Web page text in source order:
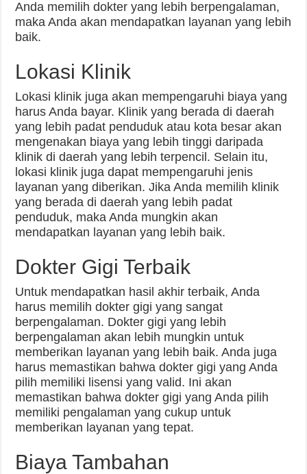
Anda memilih dokter yang lebih berpengalaman,
maka Anda akan mendapatkan layanan yang lebih
baik.
Lokasi Klinik
Lokasi klinik juga akan mempengaruhi biaya yang
harus Anda bayar. Klinik yang berada di daerah
yang lebih padat penduduk atau kota besar akan
mengenakan biaya yang lebih tinggi daripada
klinik di daerah yang lebih terpencil. Selain itu,
lokasi klinik juga dapat mempengaruhi jenis
layanan yang diberikan. Jika Anda memilih klinik
yang berada di daerah yang lebih padat
penduduk, maka Anda mungkin akan
mendapatkan layanan yang lebih baik.
Dokter Gigi Terbaik
Untuk mendapatkan hasil akhir terbaik, Anda
harus memilih dokter gigi yang sangat
berpengalaman. Dokter gigi yang lebih
berpengalaman akan lebih mungkin untuk
memberikan layanan yang lebih baik. Anda juga
harus memastikan bahwa dokter gigi yang Anda
pilih memiliki lisensi yang valid. Ini akan
memastikan bahwa dokter gigi yang Anda pilih
memiliki pengalaman yang cukup untuk
memberikan layanan yang tepat.
Biaya Tambahan